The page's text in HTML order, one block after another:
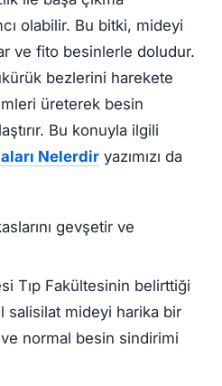
olabilir. Bu bitki, mideyi
ve fito besinlerle doludur.
bezlerini harekete
üreterek besin
Bu konuyla ilgili
Nelerdir yazımızı da
gevşetir ve
Tıp Fakültesinin belirttiği
salisilat mideyi harika bir
normal besin sindirimi